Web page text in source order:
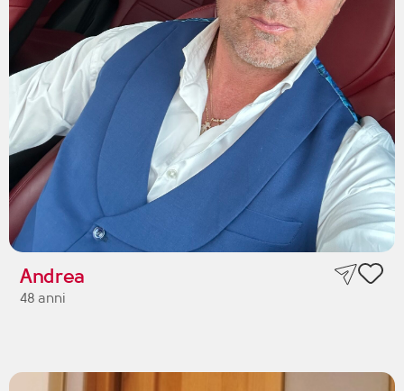
Andrea
48 anni